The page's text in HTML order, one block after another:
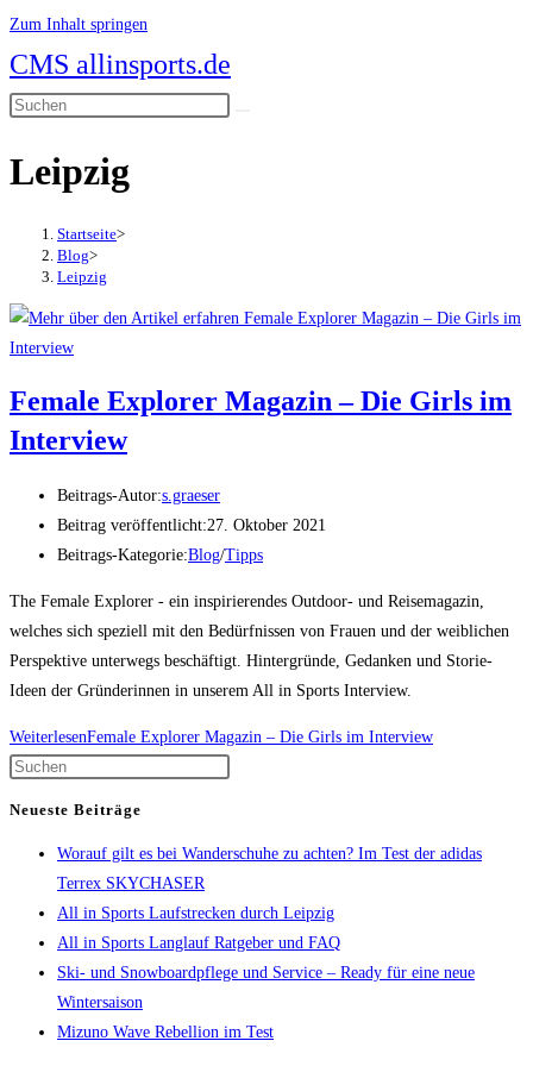
Zum Inhalt springen
CMS allinsports.de
Leipzig
Startseite>
Blog>
Leipzig
Female Explorer Magazin – Die Girls im
Interview
Beitrags-Autor:s.graeser
Beitrag veröffentlicht:27. Oktober 2021
Beitrags-Kategorie:Blog/Tipps
The Female Explorer - ein inspirierendes Outdoor- und Reisemagazin,
welches sich speziell mit den Bedürfnissen von Frauen und der weiblichen
Perspektive unterwegs beschäftigt. Hintergründe, Gedanken und Storie-
Ideen der Gründerinnen in unserem All in Sports Interview.
WeiterlesenFemale Explorer Magazin – Die Girls im Interview
Neueste Beiträge
Worauf gilt es bei Wanderschuhe zu achten? Im Test der adidas
Terrex SKYCHASER
All in Sports Laufstrecken durch Leipzig
All in Sports Langlauf Ratgeber und FAQ
Ski- und Snowboardpflege und Service – Ready für eine neue
Wintersaison
Mizuno Wave Rebellion im Test